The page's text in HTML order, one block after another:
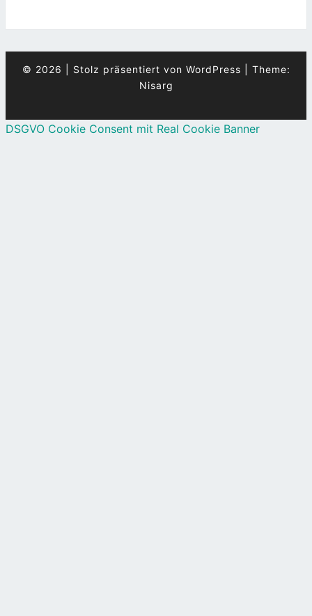
© 2026 Stolz präsentiert von WordPress
Theme:
Nisarg
DSGVO Cookie Consent mit Real Cookie Banner